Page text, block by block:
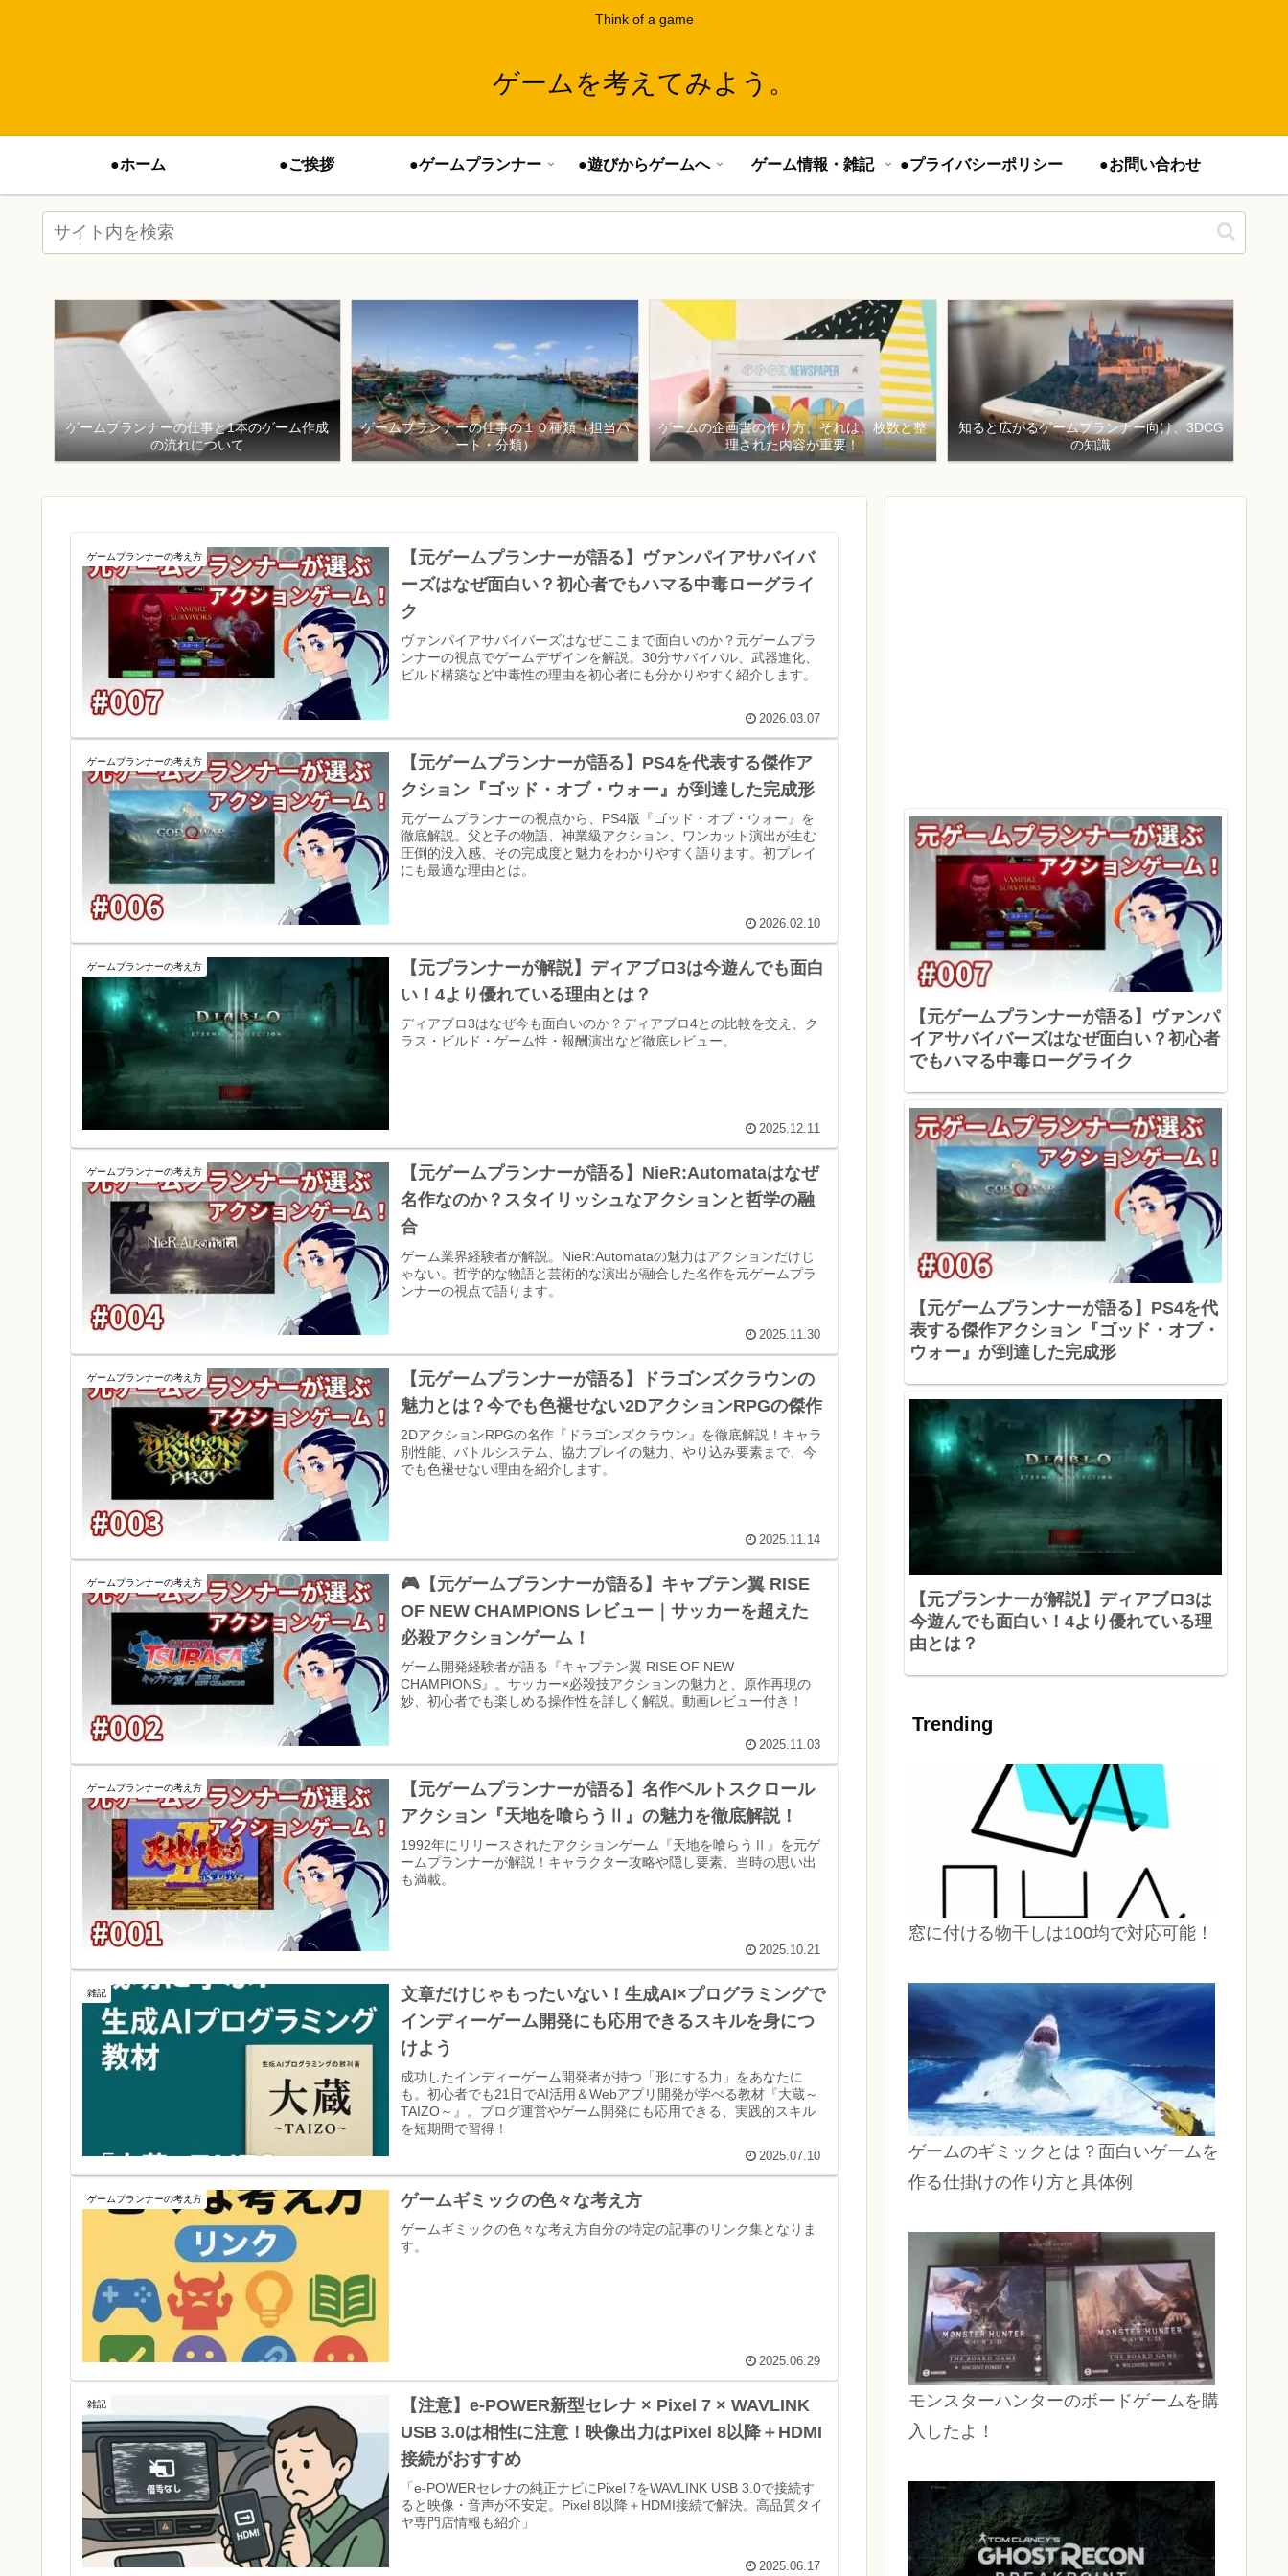
Think of a game
ゲームを考えてみよう。
●ホーム ●ご挨拶 ●ゲームプランナー ●遊びからゲームへ ゲーム情報・雑記 ●プライバシーポリシー ●お問い合わせ
ゲームプランナーの仕事と1本のゲーム作成
の流れについて
ゲームプランナーの仕事の１０種類（担当パ
ート・分類）
ゲームの企画書の作り方、それは、枚数と整
理された内容が重要！
知ると広がるゲームプランナー向け、3DCG
の知識
ゲームプランナーの考え方
【元ゲームプランナーが語る】ヴァンパイアサバイバ
ーズはなぜ面白い？初心者でもハマる中毒ローグライ
ク
ヴァンパイアサバイバーズはなぜここまで面白いのか？元ゲームプラ
ンナーの視点でゲームデザインを解説。30分サバイバル、武器進化、
ビルド構築など中毒性の理由を初心者にも分かりやすく紹介します。
2026.03.07
ゲームプランナーの考え方
【元ゲームプランナーが語る】PS4を代表する傑作ア
クション『ゴッド・オブ・ウォー』が到達した完成形
元ゲームプランナーの視点から、PS4版『ゴッド・オブ・ウォー』を
徹底解説。父と子の物語、神業級アクション、ワンカット演出が生む
圧倒的没入感、その完成度と魅力をわかりやすく語ります。初プレイ
にも最適な理由とは。
2026.02.10
ゲームプランナーの考え方
【元プランナーが解説】ディアブロ3は今遊んでも面白
い！4より優れている理由とは？
ディアブロ3はなぜ今も面白いのか？ディアブロ4との比較を交え、ク
ラス・ビルド・ゲーム性・報酬演出など徹底レビュー。
2025.12.11
ゲームプランナーの考え方
【元ゲームプランナーが語る】NieR:Automataはなぜ
名作なのか？スタイリッシュなアクションと哲学の融
合
ゲーム業界経験者が解説。NieR:Automataの魅力はアクションだけじ
ゃない。哲学的な物語と芸術的な演出が融合した名作を元ゲームプラ
ンナーの視点で語ります。
2025.11.30
ゲームプランナーの考え方
【元ゲームプランナーが語る】ドラゴンズクラウンの
魅力とは？今でも色褪せない2DアクションRPGの傑作
2DアクションRPGの名作『ドラゴンズクラウン』を徹底解説！キャラ
別性能、バトルシステム、協力プレイの魅力、やり込み要素まで、今
でも色褪せない理由を紹介します。
2025.11.14
ゲームプランナーの考え方
🎮【元ゲームプランナーが語る】キャプテン翼 RISE
OF NEW CHAMPIONS レビュー｜サッカーを超えた
必殺アクションゲーム！
ゲーム開発経験者が語る『キャプテン翼 RISE OF NEW
CHAMPIONS』。サッカー×必殺技アクションの魅力と、原作再現の
妙、初心者でも楽しめる操作性を詳しく解説。動画レビュー付き！
2025.11.03
ゲームプランナーの考え方
【元ゲームプランナーが語る】名作ベルトスクロール
アクション『天地を喰らうⅡ』の魅力を徹底解説！
1992年にリリースされたアクションゲーム『天地を喰らうⅡ』を元ゲ
ームプランナーが解説！キャラクター攻略や隠し要素、当時の思い出
も満載。
2025.10.21
雑記
文章だけじゃもったいない！生成AI×プログラミングで
インディーゲーム開発にも応用できるスキルを身につ
けよう
成功したインディーゲーム開発者が持つ「形にする力」をあなたに
も。初心者でも21日でAI活用＆Webアプリ開発が学べる教材『大蔵～
TAIZO～』。ブログ運営やゲーム開発にも応用できる、実践的スキル
を短期間で習得！
2025.07.10
ゲームプランナーの考え方 ゲームギミックの色々な考え方
ゲームギミックの色々な考え方自分の特定の記事のリンク集となりま
す。
2025.06.29
雑記
【注意】e‑POWER新型セレナ × Pixel 7 × WAVLINK
USB 3.0は相性に注意！映像出力はPixel 8以降＋HDMI
接続がおすすめ
「e‑POWERセレナの純正ナビにPixel 7をWAVLINK USB 3.0で接続す
ると映像・音声が不安定。Pixel 8以降＋HDMI接続で解決。高品質タイ
ヤ専門店情報も紹介」
2025.06.17
【元ゲームプランナーが語る】ヴァンパ
イアサバイバーズはなぜ面白い？初心者
でもハマる中毒ローグライク
【元ゲームプランナーが語る】PS4を代
表する傑作アクション『ゴッド・オブ・
ウォー』が到達した完成形
【元プランナーが解説】ディアブロ3は
今遊んでも面白い！4より優れている理
由とは？
Trending
窓に付ける物干しは100均で対応可能！
ゲームのギミックとは？面白いゲームを
作る仕掛けの作り方と具体例
モンスターハンターのボードゲームを購
入したよ！